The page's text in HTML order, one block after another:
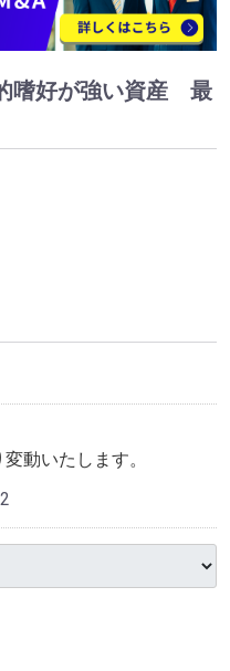
嗜好が強い資産 最
動いたします。